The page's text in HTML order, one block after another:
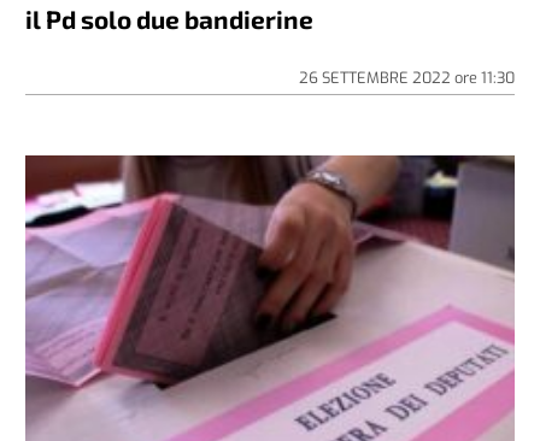
il Pd solo due bandierine
26 SETTEMBRE 2022 ore 11:30